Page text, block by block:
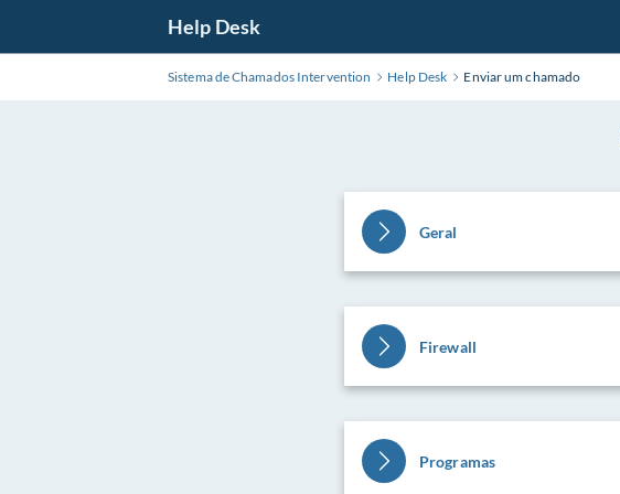
Help Desk
Sistema de Chamados Intervention Help Desk Enviar um chamado
Geral
Firewall
Programas